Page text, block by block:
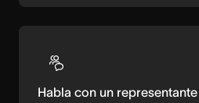
Habla con un